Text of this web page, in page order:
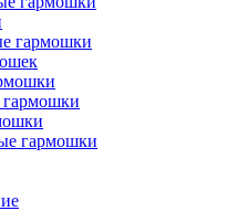
гармошки
гармошки
гармошки